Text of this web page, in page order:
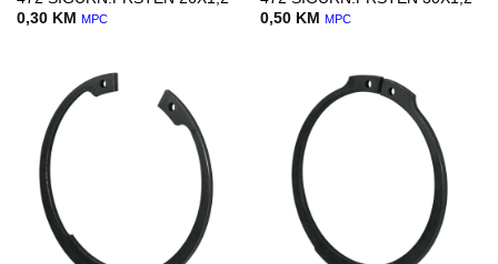
0,30 KM MPC
0,50 KM MPC